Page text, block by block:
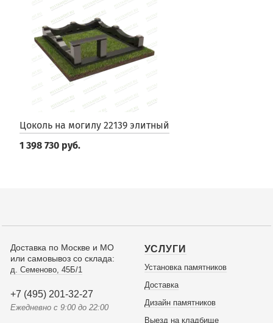
Цоколь на могилу 22139 элитный
1 398 730 руб.
Доставка по Москве и МО
или самовывоз со склада:
д. Семеново, 45Б/1
+7 (495) 201-32-27
Ежедневно с 9:00 до 22:00
УСЛУГИ
Установка памятников
Доставка
Дизайн памятников
Выезд на кладбище